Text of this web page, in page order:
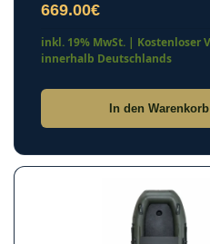
669.00€
In den Warenkorb